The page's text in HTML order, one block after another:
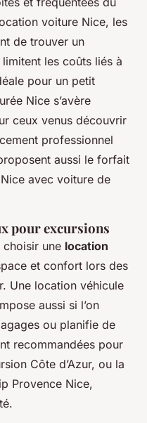
voiture Nice, les
de trouver un
les coûts liés à
pour un petit
Nice s’avère
ceux venus découvrir
professionnel
aussi le forfait
avec voiture de
pour excursions
une location
et confort lors des
Une location véhicule
aussi si l’on
ou planifie de
recommandées pour
Côte d’Azur, ou la
Provence Nice,